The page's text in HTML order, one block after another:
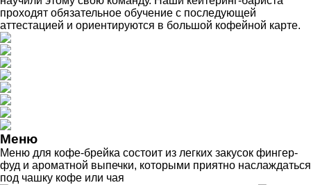
проходят обязательное обучение с последующей
аттестацией и ориентируются в большой кофейной карте.
Меню
Меню для кофе-брейка состоит из легких закусок фингер-
фуд и ароматной выпечки, которыми приятно наслаждаться
под чашку кофе или чая